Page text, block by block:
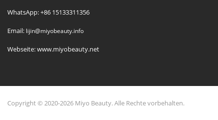
WhatsApp: +86 15133311356
Email: lijin@miyobeauty.info
Webseite: www.miyobeauty.net
Copyright © 2020-2026 Miyo Beauty. Alle Rechte vorbehalten.